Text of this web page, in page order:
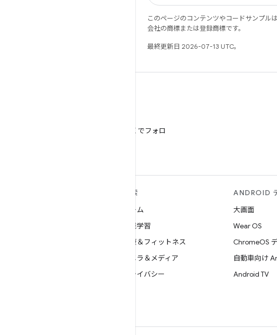
このページのコンテンツやコードサンプルは
会社の商標または登録商標です。
最終更新日 2026-07-13 UTC。
@AndroidDev を X でフォロ
探索
ゲーム
機械学習
健康＆フィットネス
カメラ＆メディア
プライバシー
ANDROID
大画面
Wear OS
ChromeOS
自動車向け
Android TV